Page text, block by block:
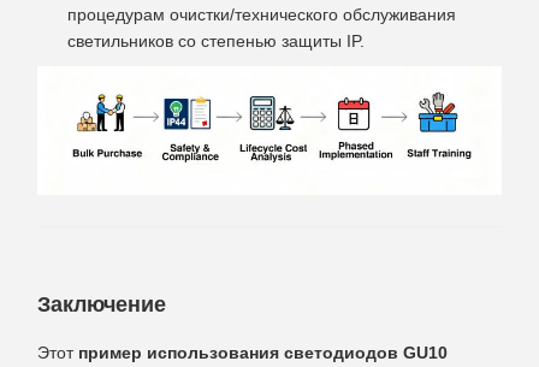
процедурам очистки/технического обслуживания
светильников со степенью защиты IP.
Заключение
Этот пример использования светодиодов GU10